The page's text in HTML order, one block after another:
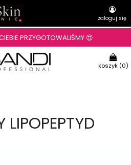
zaloguj się
PRZYGOTOWALIŚMY 😍
koszyk (0)